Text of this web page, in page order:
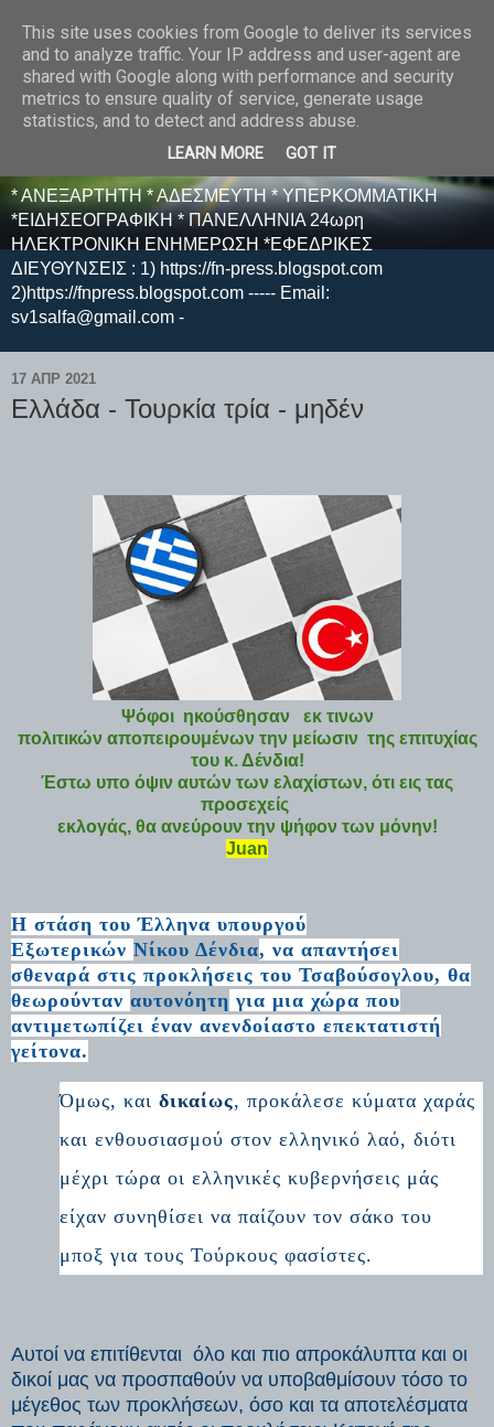
E F E N P R E S S -
ΗΛΕΚΤΡΟΝΙΚΗ
ΕΦΗΜΕΡΙΔΑ
* ΑΝΕΞΑΡΤΗΤΗ * ΑΔΕΣΜΕΥΤΗ * ΥΠΕΡΚΟΜΜΑΤΙΚΗ
*ΕΙΔΗΣΕΟΓΡΑΦΙΚΗ * ΠΑΝΕΛΛΗΝΙΑ 24ωρη
ΗΛΕΚΤΡΟΝΙΚΗ ΕΝΗΜΕΡΩΣΗ *ΕΦΕΔΡΙΚΕΣ
ΔΙΕΥΘΥΝΣΕΙΣ : 1) https://fn-press.blogspot.com
2)https://fnpress.blogspot.com ----- Email:
sv1salfa@gmail.com -
17 ΑΠΡ 2021
Ελλάδα - Τουρκία τρία - μηδέν
Ψόφοι ηκούσθησαν εκ τινων
πολιτικών αποπειρουμένων την μείωσιν της επιτυχίας
του κ. Δένδια!
Έστω υπο όψιν αυτών των ελαχίστων, ότι εις τας
προσεχείς
εκλογάς, θα ανεύρουν την ψήφον των μόνην!
Juan
Η στάση του Έλληνα υπουργού
Εξωτερικών Νίκου Δένδια, να απαντήσει
σθεναρά στις προκλήσεις του Τσαβούσογλου, θα
θεωρούνταν αυτονόητη για μια χώρα που
αντιμετωπίζει έναν ανενδοίαστο επεκτατιστή
γείτονα.
Όμως, και δικαίως, προκάλεσε κύματα χαράς
και ενθουσιασμού στον ελληνικό λαό, διότι
μέχρι τώρα οι ελληνικές κυβερνήσεις μάς
είχαν συνηθίσει να παίζουν τον σάκο του
μποξ για τους Τούρκους φασίστες.
Αυτοί να επιτίθενται όλο και πιο απροκάλυπτα και οι
δικοί μας να προσπαθούν να υποβαθμίσουν τόσο το
μέγεθος των προκλήσεων, όσο και τα αποτελέσματα
This site uses cookies from Google to deliver its services
and to analyze traffic. Your IP address and user-agent are
shared with Google along with performance and security
metrics to ensure quality of service, generate usage
statistics, and to detect and address abuse.
LEARN MORE GOT IT